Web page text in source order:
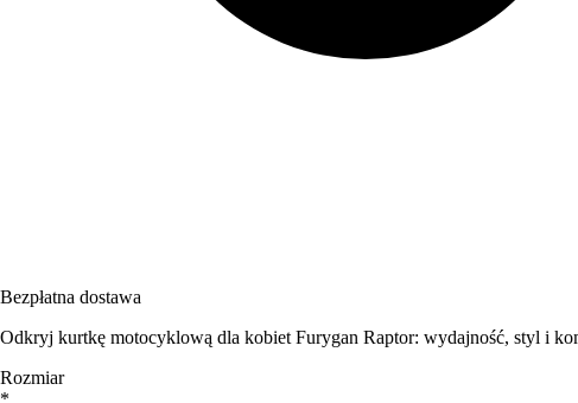
Bezpłatna dostawa
Odkryj kurtkę motocyklową dla kobiet Furygan Raptor: wydajność, styl i
Rozmiar